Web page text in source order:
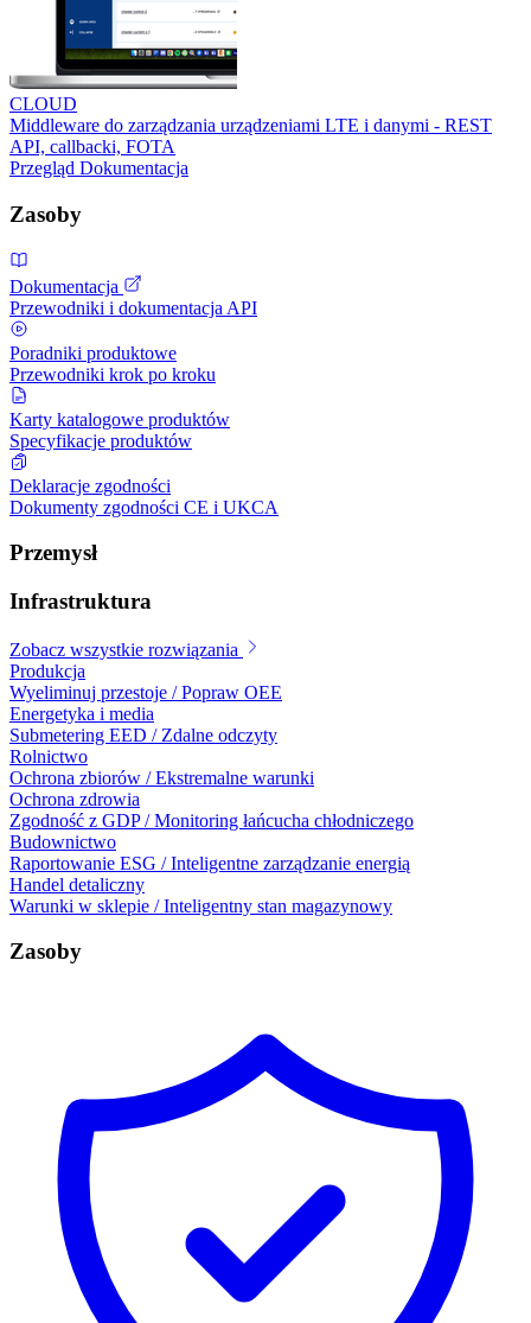
CLOUD
Middleware do zarządzania urządzeniami LTE i danymi - REST
API, callbacki, FOTA
Przegląd Dokumentacja
Zasoby
Dokumentacja
Przewodniki i dokumentacja API
Poradniki produktowe
Przewodniki krok po kroku
Karty katalogowe produktów
Specyfikacje produktów
Deklaracje zgodności
Dokumenty zgodności CE i UKCA
Przemysł
Infrastruktura
Zobacz wszystkie rozwiązania
Produkcja
Wyeliminuj przestoje / Popraw OEE
Energetyka i media
Submetering EED / Zdalne odczyty
Rolnictwo
Ochrona zbiorów / Ekstremalne warunki
Ochrona zdrowia
Zgodność z GDP / Monitoring łańcucha chłodniczego
Budownictwo
Raportowanie ESG / Inteligentne zarządzanie energią
Handel detaliczny
Warunki w sklepie / Inteligentny stan magazynowy
Zasoby